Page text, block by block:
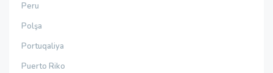
Peru
Polşa
Portuqaliya
Puerto Riko